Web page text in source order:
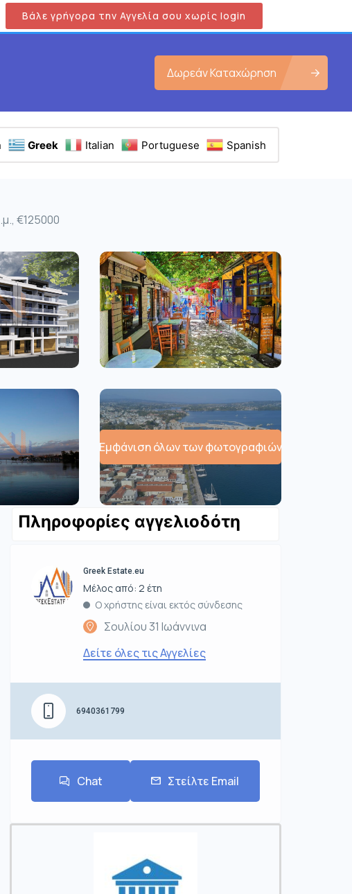
Βάλε γρήγορα την Αγγελία σου χωρίς login
Δωρεάν Καταχώρηση
Greek Italian Portuguese Spanish
€125000
Εμφάνιση όλων των φωτογραφιών
Πληροφορίες αγγελιοδότη
Greek Estate.eu
Μέλος από: 2 έτη
Ο χρήστης είναι εκτός σύνδεσης
Σουλίου 31 Ιωάννινα
Δείτε όλες τις Αγγελίες
6940361799
Chat Στείλτε Email